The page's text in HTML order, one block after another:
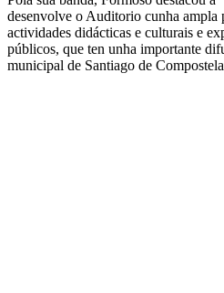
desenvolve o Auditorio cunha ampla
actividades didácticas e culturais e
públicos, que ten unha importante
municipal de Santiago de